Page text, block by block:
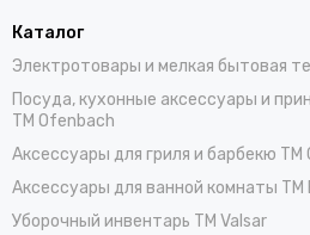
Каталог
Электротовары и мелкая бытовая
Посуда, кухонные аксессуары и
TM Ofenbach
Аксессуары для гриля и барбекю TM
Аксессуары для ванной комнаты TM
Уборочный инвентарь TM Valsar